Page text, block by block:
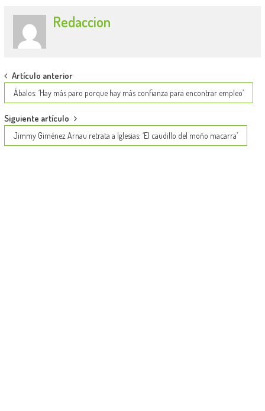
Redaccion
Post
navigation
Artículo anterior
Ábalos: ‘Hay más paro porque hay más confianza para encontrar empleo’
Siguiente artículo
Jimmy Giménez Arnau retrata a Iglesias: ‘El caudillo del moño macarra’